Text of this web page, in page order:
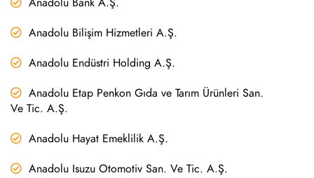
Anadolu Bilişim Hizmetleri A.Ş.
Anadolu Endüstri Holding A.Ş.
Anadolu Etap Penkon Gıda ve Tarım Ürünleri San.
Ve Tic. A.Ş.
Anadolu Hayat Emeklilik A.Ş.
Anadolu Isuzu Otomotiv San. Ve Tic. A.Ş.